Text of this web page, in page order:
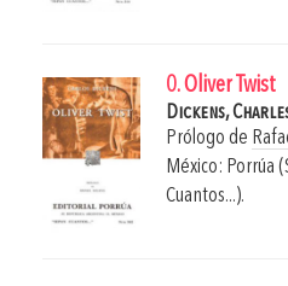
0. Oliver Twist
Dickens,
Prólogo de
México: Porrúa
Cuantos...).